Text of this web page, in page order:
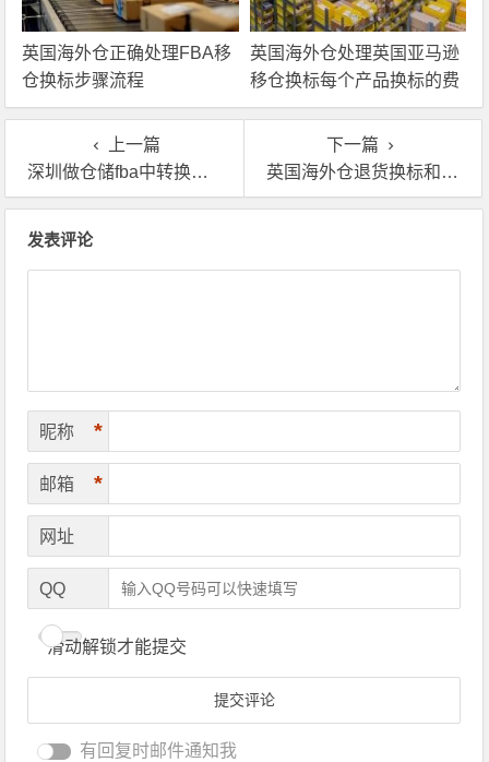
英国海外仓正确处理FBA移
仓换标步骤流程
英国海外仓处理英国亚马逊
移仓换标每个产品换标的费
用
上一篇
深圳做仓储fba中转换标哪家英国海外仓好?有哪些物流公司?
下一篇
英国海外仓退货换标和亚马逊退仓有什么区别吗？
发表评论
昵称 *
邮箱 *
网址
QQ
滑动解锁才能提交
有回复时邮件通知我